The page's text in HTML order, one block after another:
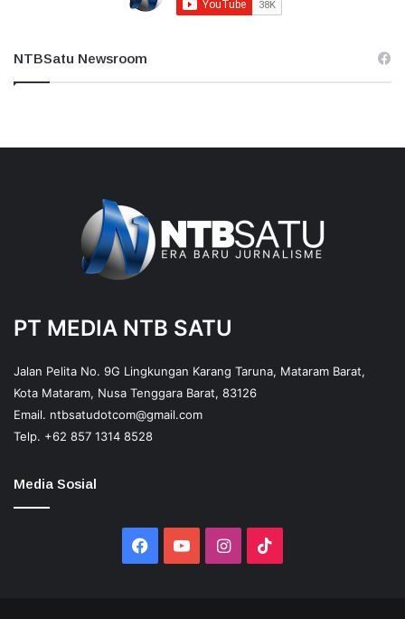
NTBSatu Newsroom
PT MEDIA NTB SATU
Jalan Pelita No. 9G Lingkungan Karang Taruna, Mataram Barat,
Kota Mataram, Nusa Tenggara Barat, 83126
Email. ntbsatudotcom@gmail.com
Telp. +62 857 1314 8528
Media Sosial
Facebook
YouTubeInstagram